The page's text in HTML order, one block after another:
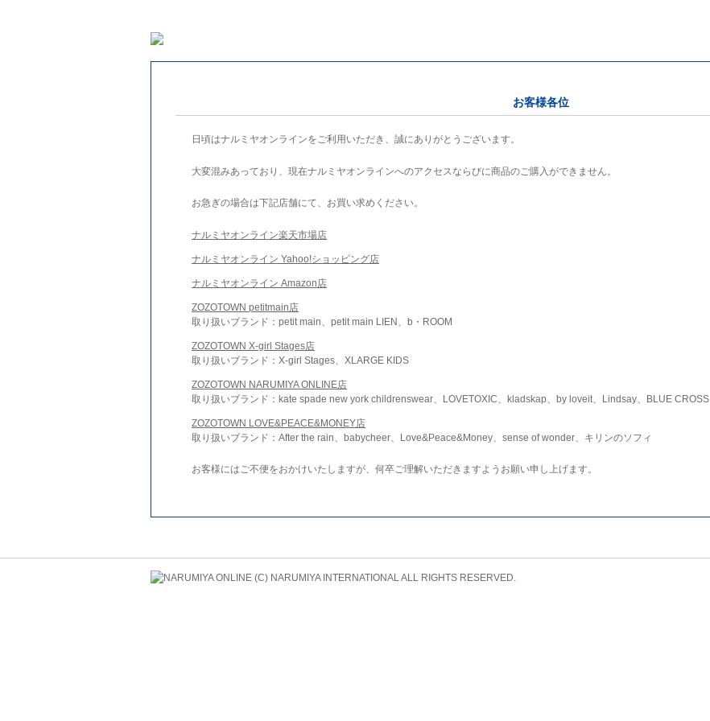
お客様各位
日頃はナルミヤオンラインをご利用いただき、誠にありがとうございます。
大変混みあっており、現在ナルミヤオンラインへのアクセスならびに商品のご購入ができません。
お急ぎの場合は下記店舗にて、お買い求めください。
ナルミヤオンライン楽天市場店
ナルミヤオンライン Yahoo!ショッピング店
ナルミヤオンライン Amazon店
ZOZOTOWN petitmain店
取り扱いブランド：petit main、petit main LIEN、b・ROOM
ZOZOTOWN X-girl Stages店
取り扱いブランド：X-girl Stages、XLARGE KIDS
ZOZOTOWN NARUMIYA ONLINE店
取り扱いブランド：kate spade new york childrenswear、LOVETOXIC、kladskap、by loveit、Lindsay、BLUE CROSS
ZOZOTOWN LOVE&PEACE&MONEY店
取り扱いブランド：After the rain、babycheer、Love&Peace&Money、sense of wonder、キリンのソフィ
お客様にはご不便をおかけいたしますが、何卒ご理解いただきますようお願い申し上げます。